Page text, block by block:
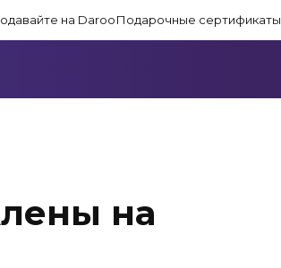
на DarooПодарочные сертификаты
на